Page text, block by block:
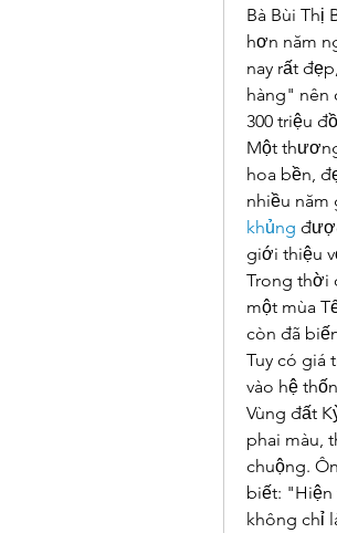
Bà Bùi Thị
hơn năm
nay rất
hàng" nên
300 triệu
Một
hoa bền,
nhiều năm
khủng
giới thiệu
Trong thời
một mùa
còn đã
Tuy có giá
vào hệ
Vùng đất
phai màu,
chuộng.
biết: "Hiện
không chỉ